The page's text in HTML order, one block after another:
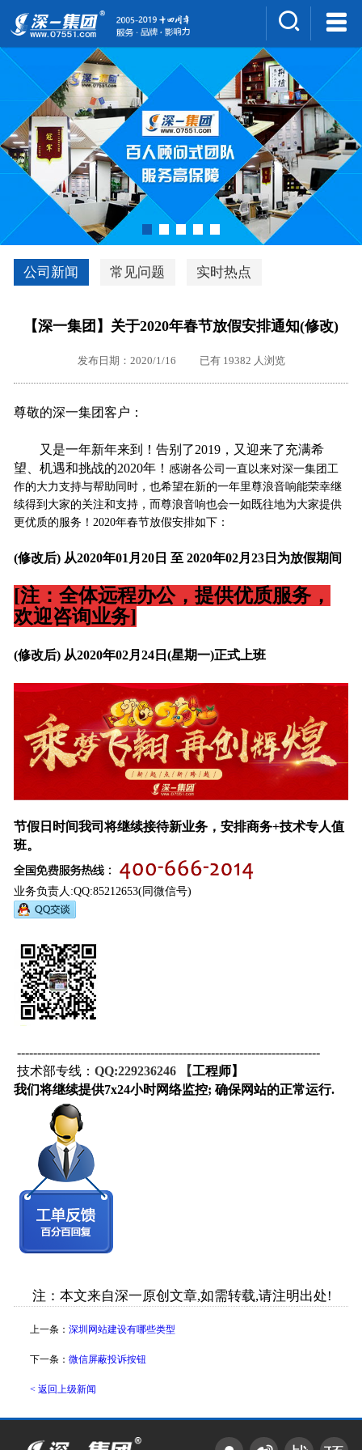
集团介绍
人才招聘
案例展示
新闻中心
深一风采
联系我们
深优通系统V3.0
深一集团优势
外地客户专栏
公司新闻 常见问题 实时热点
【深一集团】关于2020年春节放假安排通知(修改)
发布日期：2020/1/16 已有 19382 人浏览
尊敬的深一集团客户：
又是一年新年来到！告别了2019，又迎来了充满希
望、机遇和挑战的2020年！ 感谢各公司一直以来对深一集团工
作的大力支持与帮助同时，也希望在新的一年里尊浪音响能荣幸继
续得到大家的关注和支持，而尊浪音响也会一如既往地为大家提供
更优质的服务！2020年春节放假安排如下：
(修改后) 从2020年01月20日 至 2020年02月23日为放假期间
[注：全体远程办公，提供优质服务，
欢迎咨询业务]
(修改后) 从2020年02月24日(星期一)正式上班
节假日时间我司将继续接待新业务，安排商务+技术专人值
班。
业务负责人:QQ:85212653(同微信号)
---------------------------------------------------------------------------
技术部专线： QQ:229236246 【工程师】
我们将继续提供7x24小时网络监控; 确保网站的正常运行.
注：本文来自深一原创文章,如需转载,请注明出处!
上一条： 深圳网站建设有哪些类型
下一条： 微信屏蔽投诉按钮
< 返回上级新闻